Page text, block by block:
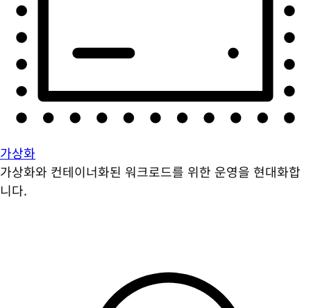
가상화
가상화와 컨테이너화된 워크로드를 위한 운영을 현대화합
니다.